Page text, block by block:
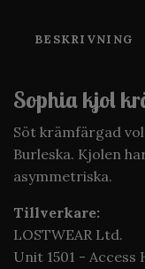
BESKRIVNING
Sophia kjol
Söt krämfärgad
Burleska. Kjolen
asymmetriska.
Tillverkare:
LOSTWEAR Ltd.
Unit 1501 - Access